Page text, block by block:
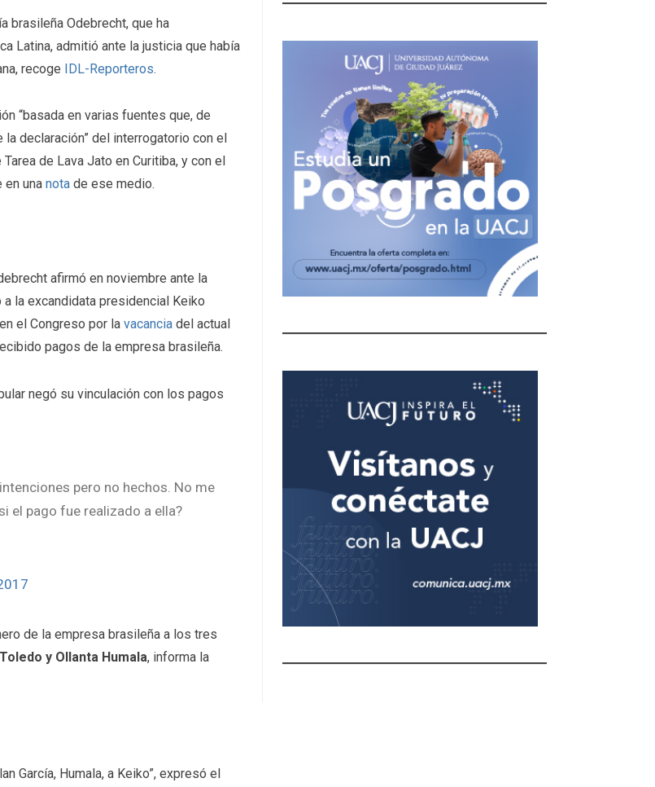
brasileña Odebrecht, que ha
Latina, admitió ante la justicia que había
recoge IDL-Reporteros.
“basada en varias fuentes que, de
declaración” del interrogatorio con el
de Lava Jato en Curitiba, y con el
en una nota de ese medio.
afirmó en noviembre ante la
la excandidata presidencial Keiko
el Congreso por la vacancia del actual
pagos de la empresa brasileña.
negó su vinculación con los pagos
pero no hechos. No me
el pago fue realizado a ella?
de la empresa brasileña a los tres
y Ollanta Humala, informa la
García, Humala, a Keiko”, expresó el